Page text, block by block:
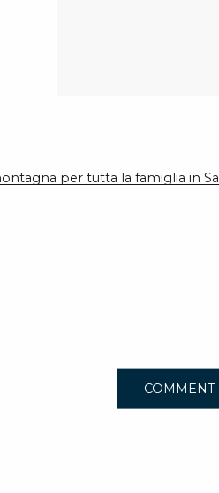
per tutta la famiglia in
COMMENT